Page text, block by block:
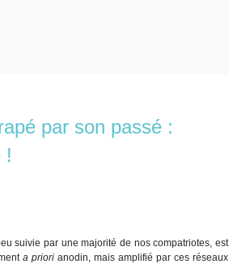
par son passé :
!
suivie par une majorité de nos compatriotes, est
a priori anodin, mais amplifié par ces réseaux